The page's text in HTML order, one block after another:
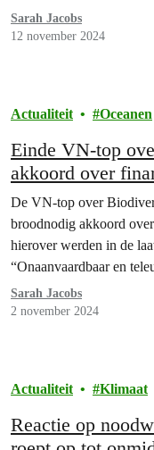
Sarah Jacobs
12 november 2024
Actualiteit Oceanen
Einde VN-top
akkoord over
De VN-top over
broodnodig akkoord
hierover werden in de
“Onaanvaardbaar en
Sarah Jacobs
2 november 2024
Actualiteit Klimaat
Reactie op